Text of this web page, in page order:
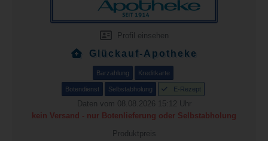
Profil einsehen
Glückauf-Apotheke
Barzahlung Kreditkarte
Botendienst Selbstabholung E-Rezept
Daten vom 08.08.2026 15:12 Uhr
kein Versand - nur Botenlieferung oder Selbstabholung
Produktpreis